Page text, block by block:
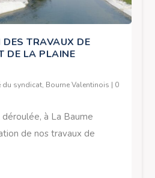
TRAVAUX DE
DE LA PLAINE
du syndicat, Bourne Valentinois | 0
déroulée, à La Baume
de nos travaux de